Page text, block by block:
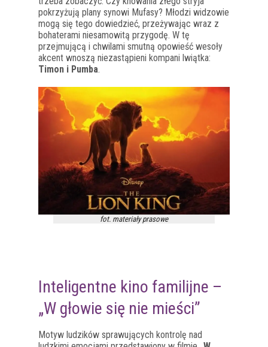
pokrzyżują plany synowi Mufasy? Młodzi widzowie
mogą się tego dowiedzieć, przeżywając wraz z
bohaterami niesamowitą przygodę. W tę
przejmującą i chwilami smutną opowieść wesoły
akcent wnoszą niezastąpieni kompani lwiątka:
Timon i Pumba.
fot. materiały prasowe
Inteligentne kino familijne –
„W głowie się nie mieści”
Motyw ludzików sprawujących kontrolę nad